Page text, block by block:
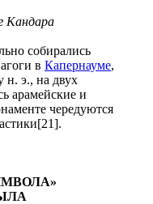
Кандара
собирались
в Капернауме,
н. э., на двух
арамейские и
чередуются